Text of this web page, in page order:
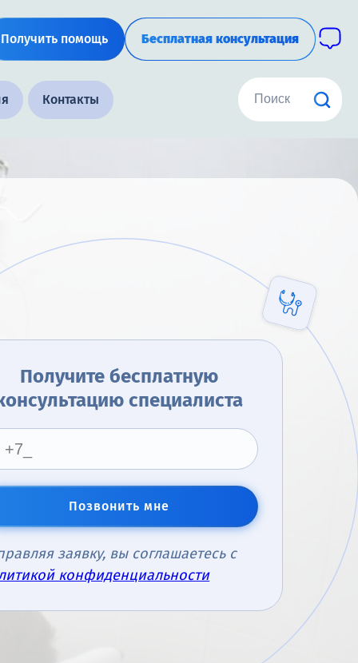
Получить помощь Бесплатная консультация
Контакты
Получите бесплатную
специалиста
Позвонить мне
заявку, вы соглашаетесь с
конфиденциальности